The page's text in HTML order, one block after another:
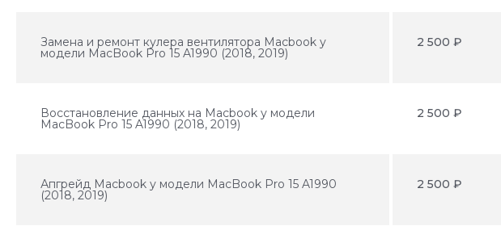
Замена и ремонт кулера вентилятора Macbook у
модели MacBook Pro 15 A1990 (2018, 2019)
2 500 ₽
Восстановление данных на Macbook у модели
MacBook Pro 15 A1990 (2018, 2019)
2 500 ₽
Апгрейд Macbook у модели MacBook Pro 15 A1990
(2018, 2019)
2 500 ₽